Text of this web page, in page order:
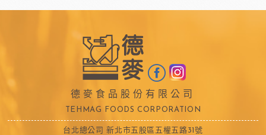
德麥食品股份有限公司
TEHMAG FOODS CORPORATION
台北總公司 新北市五股區五權五路31號